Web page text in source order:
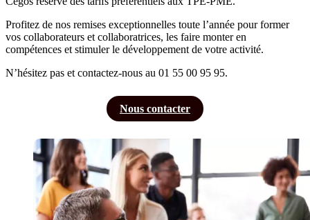
Profitez de nos remises exceptionnelles toute l’année pour former
vos collaborateurs et collaboratrices, les faire monter en
compétences et stimuler le développement de votre activité.
N’hésitez pas et contactez-nous au 01 55 00 95 95.
Nous contacter